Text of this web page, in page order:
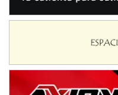
Juventud Unida (Tierra)
Humboldt (Santa Fe)
NORESTE SANTAFESINO - F6
SUR SANTAFESINO - F4